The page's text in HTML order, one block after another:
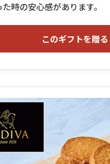
時の安心感があります。
このギフトを贈る